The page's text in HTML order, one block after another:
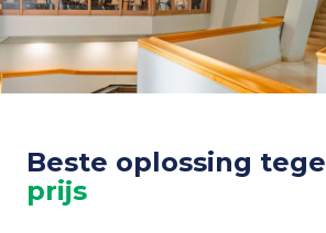
Beste oplossing
prijs